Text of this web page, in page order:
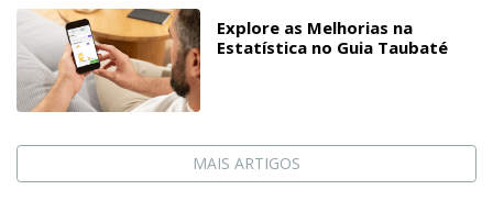
Explore as Melhorias na
Estatística no Guia Taubaté
MAIS ARTIGOS